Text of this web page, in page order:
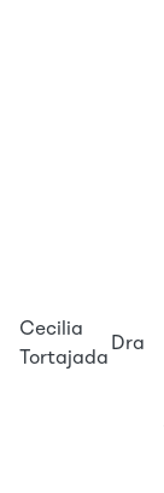
Cecilia
Tortajada
Dra